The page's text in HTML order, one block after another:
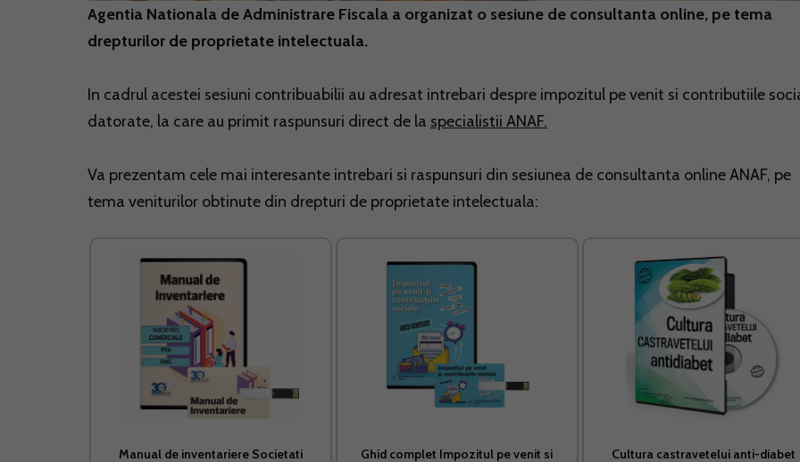
Agentia Nationala de Administrare Fiscala a organizat o sesiune de consultanta online, pe tema
drepturilor de proprietate intelectuala.
In cadrul acestei sesiuni contribuabilii au adresat intrebari despre impozitul pe venit si contributiile
datorate, la care au primit raspunsuri direct de la specialistii ANAF.
Va prezentam cele mai interesante intrebari si raspunsuri din sesiunea de consultanta online ANAF, pe
tema veniturilor obtinute din drepturi de proprietate intelectuala:
Manual de inventariere Societati
Ghid complet Impozitul pe venit si
Cultura castravetelui anti-diabet